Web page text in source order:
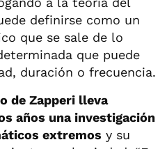
definirse como un
que se sale de lo
que puede
duración o frecuencia.
de Zapperi lleva
años una investigación
extremos y su